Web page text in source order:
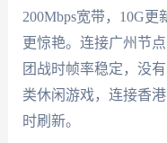
200Mbps宽带，10G
更惊艳。连接广州节
团战时帧率稳定，没
类休闲游戏，连接香
时刷新。